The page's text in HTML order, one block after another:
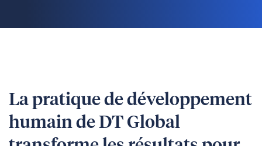
La pratique de développement
humain de DT Global